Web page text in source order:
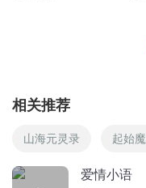
相关推荐
山海元灵录 起始
爱情小语